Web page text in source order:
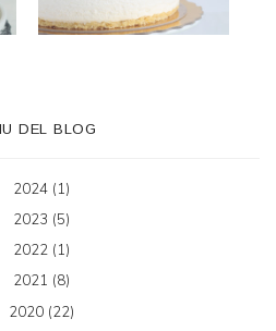
DEL BLOG
2024 (1)
2023 (5)
2022 (1)
2021 (8)
2020 (22)